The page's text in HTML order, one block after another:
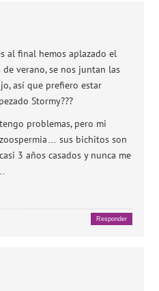
al final hemos aplazado el
verano, se nos juntan las
así que prefiero estar
Stormy???
problemas, pero mi
sus bichitos son
3 años casados y nunca me
Responder